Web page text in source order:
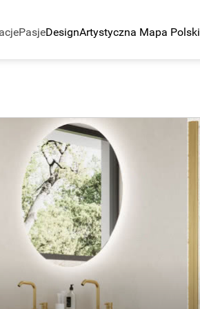
PasjeDesignArtystyczna Mapa Polski